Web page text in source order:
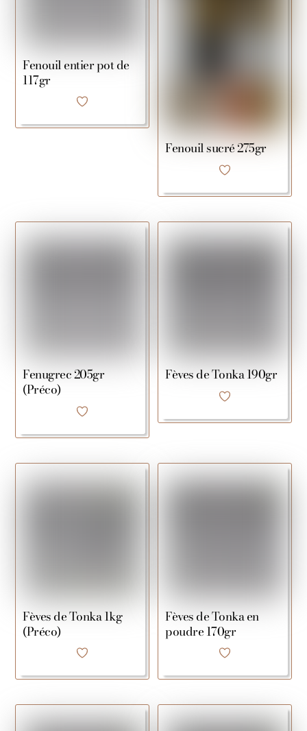
Fenouil entier pot de
117gr
Fenouil sucré 275gr
Fenugrec 205gr
(Préco)
Fèves de Tonka 190gr
Fèves de Tonka 1kg
(Préco)
Fèves de Tonka en
poudre 170gr